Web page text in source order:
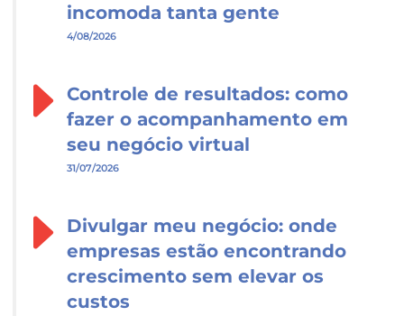
incomoda tanta gente
4/08/2026
Controle de resultados: como
fazer o acompanhamento em
seu negócio virtual
31/07/2026
Divulgar meu negócio: onde
empresas estão encontrando
crescimento sem elevar os
custos